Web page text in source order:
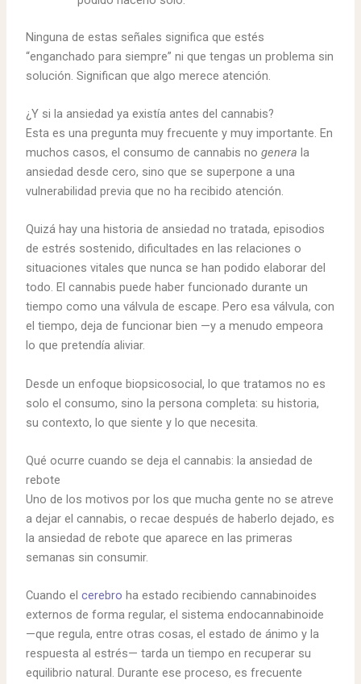
Ninguna de estas señales significa que estés
“enganchado para siempre” ni que tengas un problema sin
solución. Significan que algo merece atención.
¿Y si la ansiedad ya existía antes del cannabis?
Esta es una pregunta muy frecuente y muy importante. En
muchos casos, el consumo de cannabis nogenera la
ansiedad desde cero, sino que se superpone a una
vulnerabilidad previa que no ha recibido atención.
Quizá hay una historia de ansiedad no tratada, episodios
de estrés sostenido, dificultades en las relaciones o
situaciones vitales que nunca se han podido elaborar del
todo. El cannabis puede haber funcionado durante un
tiempo como una válvula de escape. Pero esa válvula, con
el tiempo, deja de funcionar bien —y a menudo empeora
lo que pretendía aliviar.
Desde un enfoque biopsicosocial, lo que tratamos no es
solo el consumo, sino la persona completa: su historia,
su contexto, lo que siente y lo que necesita.
Qué ocurre cuando se deja el cannabis: la ansiedad de
rebote
Uno de los motivos por los que mucha gente no se atreve
a dejar el cannabis, o recae después de haberlo dejado, es
la ansiedad de rebote que aparece en las primeras
semanas sin consumir.
Cuando elcerebro ha estado recibiendo cannabinoides
externos de forma regular, el sistema endocannabinoide
—que regula, entre otras cosas, el estado de ánimo y la
respuesta al estrés— tarda un tiempo en recuperar su
equilibrio natural. Durante ese proceso, es frecuente